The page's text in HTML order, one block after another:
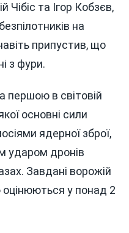
Чібіс та Ігор Кобзєв,
на
припустив, що
з фури.
першою в світовій
основні сили
ядерної зброї,
ударом дронів
Завдані ворожій
оцінюються у понад 2